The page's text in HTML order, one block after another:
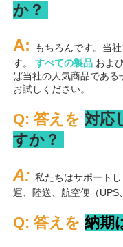
か？
A:
もちろんです。当
す。 すべての製品 およ
ば当社の人気商品であ
お試しください。
Q: 答えを 対応
すか？
A: 私たちはサポート
運、陸送、航空便（UPS
Q: 答えを 納期